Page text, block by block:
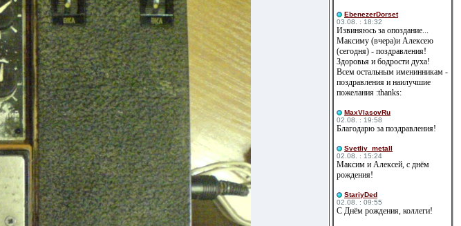
EbenezerDorset
03.08. : 18:32
Извиняюсь за опоздание...
Максиму (вчера)и Алексею
(сегодня) - поздравления!
Здоровья и бодрости духа!
Всем остальным именинникам -
поздравления и наилучшие
пожелания :thanks:
MaxVlasovRu
02.08. : 19:58
Благодарю за поздравления!
Svetliy_metall
02.08. : 15:24
Максим и Алексей, с днём
рождения!
StariyDed
02.08. : 09:55
С Днём рождения, коллеги!